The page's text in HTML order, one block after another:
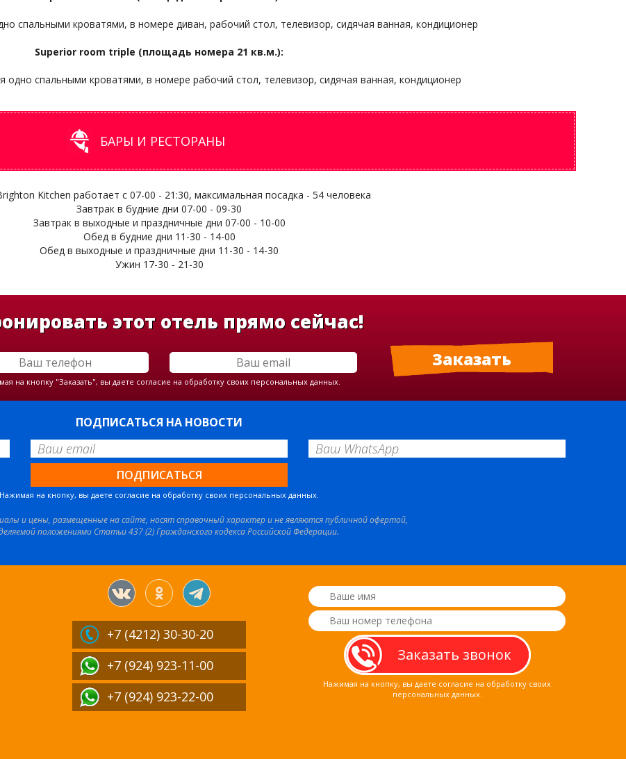
спальными кроватями, в номере диван, рабочий стол, телевизор, сидячая ванная, кондиционер
Superior room triple (площадь номера 21 кв.м.):
спальными кроватями, в номере рабочий стол, телевизор, сидячая ванная, кондиционер
БАРЫ И РЕСТОРАНЫ
Kitchen работает с 07-00 - 21:30, максимальная посадка - 54 человека
Завтрак в будние дни 07-00 - 09-30
Завтрак в выходные и праздничные дни 07-00 - 10-00
Обед в будние дни 11-30 - 14-00
Обед в выходные и праздничные дни 11-30 - 14-30
Ужин 17-30 - 21-30
этот отель прямо сейчас!
на кнопку "Заказать", вы даете согласие на обработку своих персональных данных.
ПОДПИСАТЬСЯ НА НОВОСТИ
Нажимая на кнопку, вы даете согласие на обработку своих персональных данных.
и цены, размещенные на сайте, носят справочный характер и не являются публичной офертой,
положениями Статьи 437 (2) Гражданского кодекса Российской Федерации.
+7 (4212) 30-30-20
+7 (924) 923-11-00
+7 (924) 923-22-00
Нажимая на кнопку, вы даете согласие на обработку своих
персональных данных.